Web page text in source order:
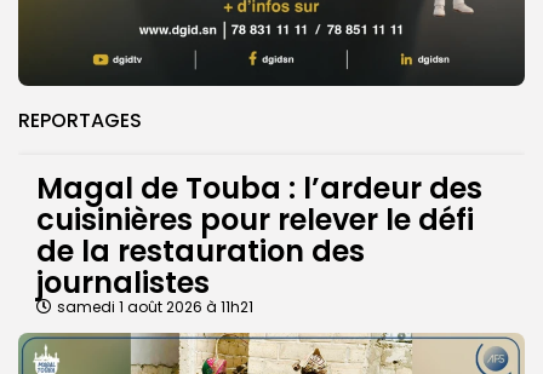
REPORTAGES
Magal de Touba : l’ardeur des
cuisinières pour relever le défi
de la restauration des
journalistes
samedi 1 août 2026 à 11h21